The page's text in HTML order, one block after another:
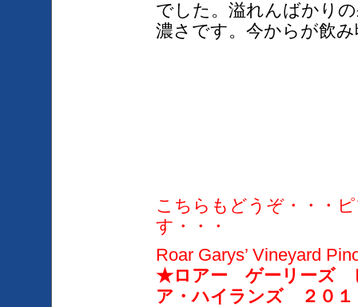
でした。溢れんばかり
濃さです。今からが飲
こちらもどうぞ・・・
す・・・
Roar Garys’ Vineyard
★ロアー ゲーリーズ
ア・ハイランズ ２０